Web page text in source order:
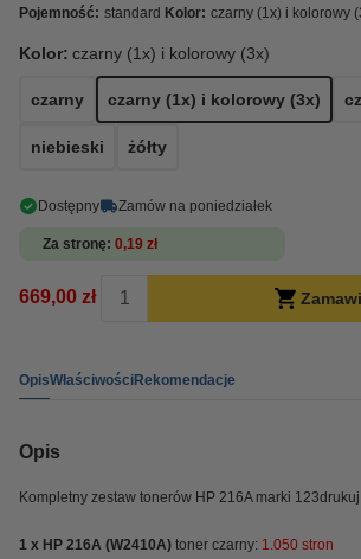
Pojemność: standard Kolor: czarny (1x) i kolorowy
Kolor: czarny (1x) i kolorowy (3x)
czarny czarny (1x) i kolorowy (3x)
niebieski żółty
Dostępny Zamów na poniedziałek
Za stronę 0,19 zł
669,00 zł
OpisWłaściwościRekomendacje
Opis
Kompletny zestaw tonerów HP 216A marki
1 x HP 216A (W2410A) toner czarny: 1.050 stron